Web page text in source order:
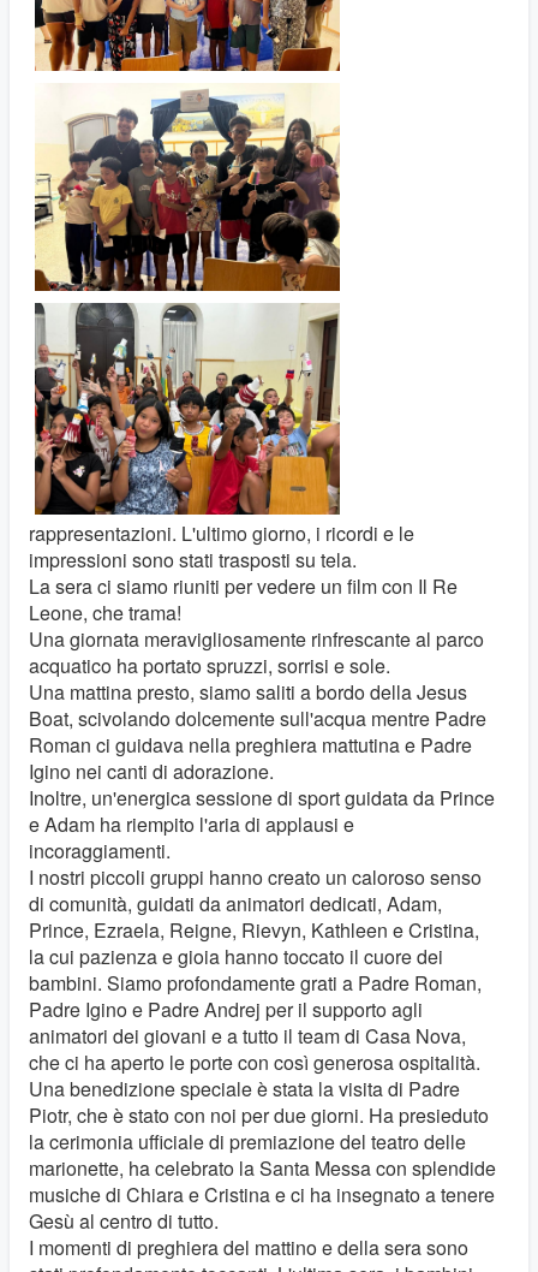
rappresentazioni. L'ultimo giorno, i ricordi e le
impressioni sono stati trasposti su tela.
La sera ci siamo riuniti per vedere un film con Il Re
Leone, che trama!
Una giornata meravigliosamente rinfrescante al parco
acquatico ha portato spruzzi, sorrisi e sole.
Una mattina presto, siamo saliti a bordo della Jesus
Boat, scivolando dolcemente sull'acqua mentre Padre
Roman ci guidava nella preghiera mattutina e Padre
Igino nei canti di adorazione.
Inoltre, un'energica sessione di sport guidata da Prince
e Adam ha riempito l'aria di applausi e
incoraggiamenti.
I nostri piccoli gruppi hanno creato un caloroso senso
di comunità, guidati da animatori dedicati, Adam,
Prince, Ezraela, Reigne, Rievyn, Kathleen e Cristina,
la cui pazienza e gioia hanno toccato il cuore dei
bambini. Siamo profondamente grati a Padre Roman,
Padre Igino e Padre Andrej per il supporto agli
animatori dei giovani e a tutto il team di Casa Nova,
che ci ha aperto le porte con così generosa ospitalità.
Una benedizione speciale è stata la visita di Padre
Piotr, che è stato con noi per due giorni. Ha presieduto
la cerimonia ufficiale di premiazione del teatro delle
marionette, ha celebrato la Santa Messa con splendide
musiche di Chiara e Cristina e ci ha insegnato a tenere
Gesù al centro di tutto.
I momenti di preghiera del mattino e della sera sono